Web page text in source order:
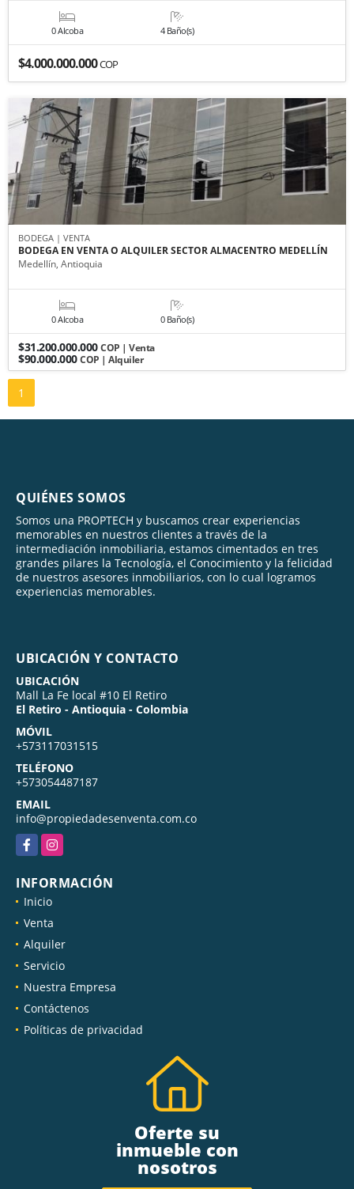
0 Alcoba 4 Baño(s)
$4.000.000.000COP
BODEGA | VENTA
BODEGA EN VENTA O ALQUILER SECTOR ALMACENTRO MEDELLÍN
Medellín, Antioquia
0 Alcoba 0 Baño(s)
$31.200.000.000COP | Venta
$90.000.000COP | Alquiler
1
QUIÉNES SOMOS
Somos una PROPTECH y buscamos crear experiencias
memorables en nuestros clientes a través de la
intermediación inmobiliaria, estamos cimentados en tres
grandes pilares la Tecnología, el Conocimiento y la felicidad
de nuestros asesores inmobiliarios, con lo cual logramos
experiencias memorables.
UBICACIÓN Y CONTACTO
UBICACIÓN
Mall La Fe local #10 El Retiro
El Retiro - Antioquia - Colombia
MÓVIL
+573117031515
TELÉFONO
+573054487187
EMAIL
info@propiedadesenventa.com.co
FacebookInstagram
INFORMACIÓN
Inicio
Venta
Alquiler
Servicio
Nuestra Empresa
Contáctenos
Políticas de privacidad
Oferte su
inmueble con
nosotros